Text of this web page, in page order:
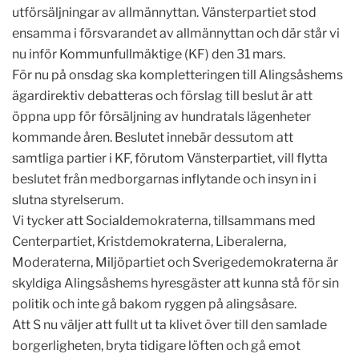
utförsäljningar av allmännyttan. Vänsterpartiet stod
ensamma i försvarandet av allmännyttan och där står vi
nu inför Kommunfullmäktige (KF) den 31 mars.
För nu på onsdag ska kompletteringen till Alingsåshems
ägardirektiv debatteras och förslag till beslut är att
öppna upp för försäljning av hundratals lägenheter
kommande åren. Beslutet innebär dessutom att
samtliga partier i KF, förutom Vänsterpartiet, vill flytta
beslutet från medborgarnas inflytande och insyn in i
slutna styrelserum.
Vi tycker att Socialdemokraterna, tillsammans med
Centerpartiet, Kristdemokraterna, Liberalerna,
Moderaterna, Miljöpartiet och Sverigedemokraterna är
skyldiga Alingsåshems hyresgäster att kunna stå för sin
politik och inte gå bakom ryggen på alingsåsare.
Att S nu väljer att fullt ut ta klivet över till den samlade
borgerligheten, bryta tidigare löften och gå emot